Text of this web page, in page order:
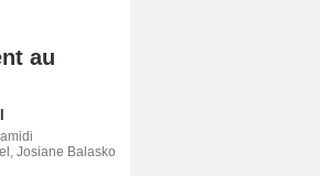
au
Josiane Balasko